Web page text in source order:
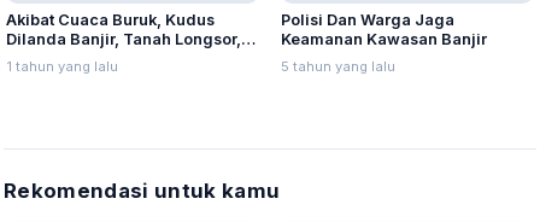
Akibat Cuaca Buruk, Kudus
Dilanda Banjir, Tanah Longsor,
dan Angin Kencang
1 tahun yang lalu
Polisi Dan Warga Jaga
Keamanan Kawasan Banjir
5 tahun yang lalu
Rekomendasi untuk kamu